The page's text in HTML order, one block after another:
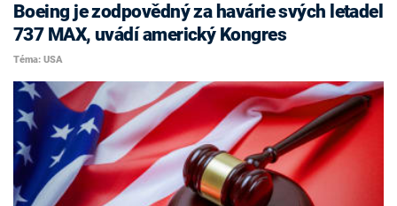
Boeing je zodpovědný za havárie svých letadel
737 MAX, uvádí americký Kongres
Téma: USA